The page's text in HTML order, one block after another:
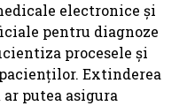
electronice și
pentru diagnoze
procesele și
Extinderea
putea asigura